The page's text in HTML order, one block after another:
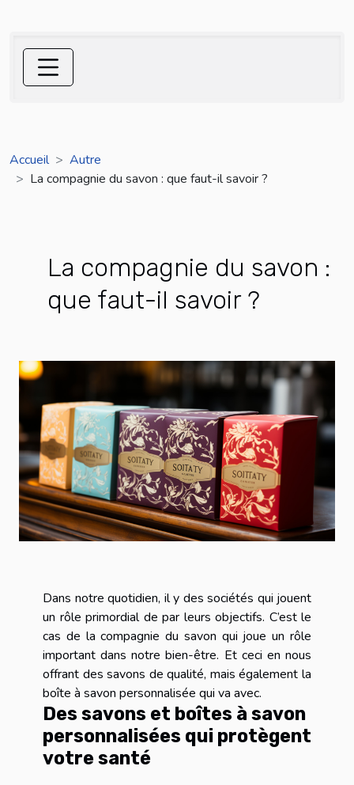
Accueil
Autre
La compagnie du savon : que faut-il savoir ?
La compagnie du savon :
que faut-il savoir ?
Dans notre quotidien, il y des sociétés qui jouent
un rôle primordial de par leurs objectifs. C’est le
cas de la compagnie du savon qui joue un rôle
important dans notre bien-être. Et ceci en nous
offrant des savons de qualité, mais également la
boîte à savon personnalisée qui va avec.
Des savons et boîtes à savon
personnalisées qui protègent
votre santé